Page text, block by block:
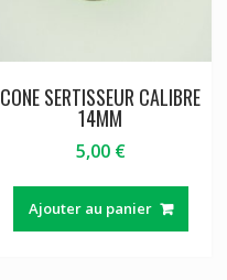
CONE SERTISSEUR CALIBRE
14MM
5,00 €
Ajouter au panier